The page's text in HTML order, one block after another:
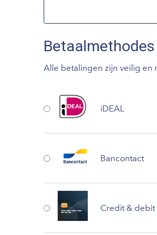
Betaalmethodes
Alle betalingen zijn veilig en
iDEAL
Bancontact
Credit & debit